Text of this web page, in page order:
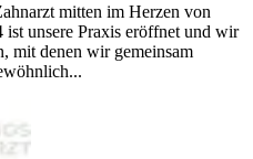
mitten im Herzen von
unsere Praxis eröffnet und wir
mit denen wir gemeinsam